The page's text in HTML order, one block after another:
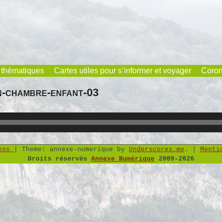
Cartes utiles pour s’informer et voyager
chambre-enfant-03
Theme: annexe-numerique by Underscores.me .
Droits réservés Annexe Numérique 2009-2026